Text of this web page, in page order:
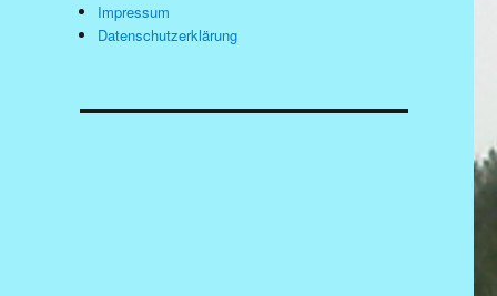
Impressum
Datenschutzerklärung